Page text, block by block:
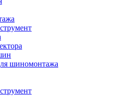
шиномонтажа